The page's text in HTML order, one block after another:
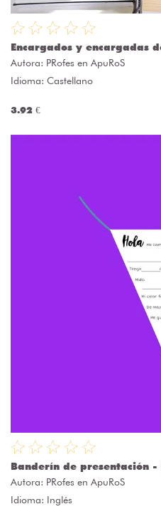
Encargados y encargadas
Autora: PRofes en ApuRoS
Idioma: Castellano
3.92 €
Banderín de presentación -
Autora: PRofes en ApuRoS
Idioma: Inglés